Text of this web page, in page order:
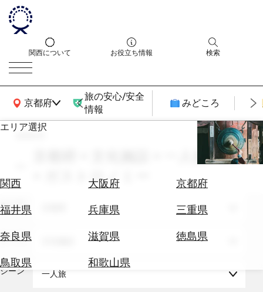
関西について お役立ち情報 検索
京都府
関西広域MAP
旅の安心/安全
情報
みどころ
エリア選択
関西 大阪府
京都府
福井県
兵庫県
三重県
奈良県
滋賀県
徳島県
鳥取県
和歌山県
エ
券
テ
を
search
京都府 × 文化施設 × 一人旅 × 6月
× ガストロノミー
エリア
テーマ
シーン 一人旅